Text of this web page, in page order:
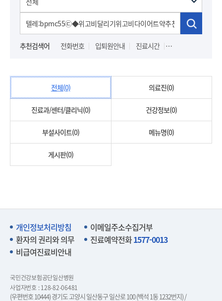
추천검색어 전화번호 입퇴원안내 진료시간
전체(0) 의료진(0)
진료과/센터/클리닉(0) 건강정보(0)
부설사이트(0) 메뉴명(0)
게시판(0)
개인정보처리방침
이메일주소수집거부
환자의 권리와 의무
진료예약전화1577-0013
비급여진료비안내
국민건강보험공단일산병원
사업자번호 : 128-82-06481
(우편번호 10444) 경기도 고양시 일산동구 일산로 100 (백석 1동 1232번지) /